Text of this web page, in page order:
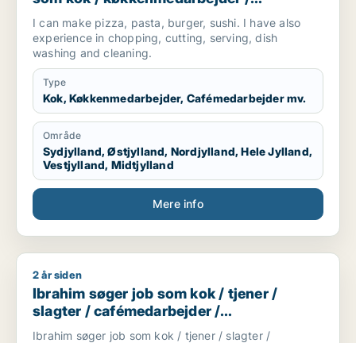
cafémedarbejder / hotelmedarbejder
I can make pizza, pasta, burger, sushi. I have also
experience in chopping, cutting, serving, dish
washing and cleaning.
Type
Kok, Køkkenmedarbejder, Cafémedarbejder mv.
Område
Sydjylland, Østjylland, Nordjylland, Hele Jylland,
Vestjylland, Midtjylland
Mere info
Ibrahim søger job som kok / tjener / slagter /
2 år siden
Ibrahim søger job som kok / tjener /
slagter / cafémedarbejder /
blomsterhandler
Ibrahim søger job som kok / tjener / slagter /